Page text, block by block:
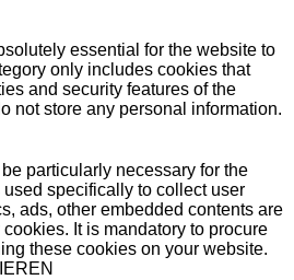
essential for the website to
only includes cookies that
and security features of the
not store any personal information.
particularly necessary for the
specifically to collect user
ads, other embedded contents are
It is mandatory to procure
these cookies on your website.